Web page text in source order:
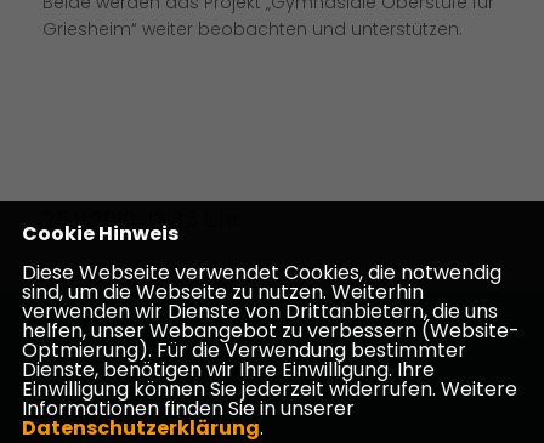
Griesheim“ weiter beobachten und unterstützen.
25.11.2010, 13:33 Uhr
Homepage des CDU Kreisverbandes Darmstadt-
Dieburg
Cookie Hinweis
Diese Webseite verwendet Cookies, die notwendig
sind, um die Webseite zu nutzen. Weiterhin
verwenden wir Dienste von Drittanbietern, die uns
helfen, unser Webangebot zu verbessern (Website-
Optmierung). Für die Verwendung bestimmter
Dienste, benötigen wir Ihre Einwilligung. Ihre
Einwilligung können Sie jederzeit widerrufen. Weitere
Informationen finden Sie in unserer
Datenschutzerklärung.